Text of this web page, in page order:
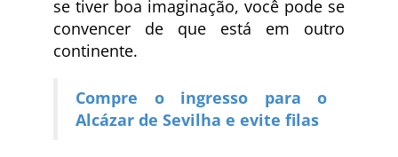
se tiver boa imaginação, você pode se
convencer de que está em outro
continente.
Compre o ingresso para o
Alcázar de Sevilha e evite filas